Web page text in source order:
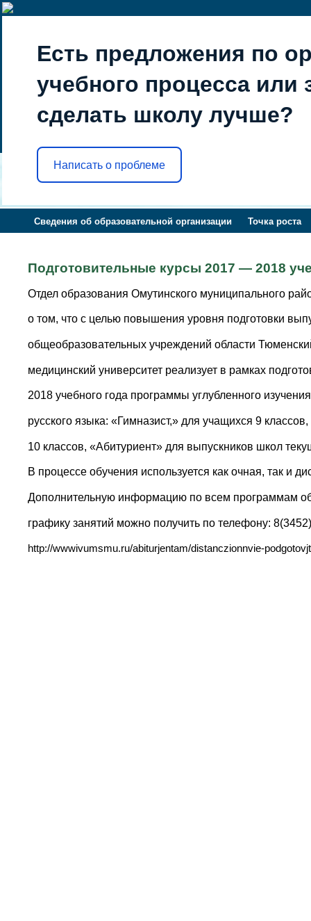
Есть предложения по
учебного процесса или
сделать школу лучше?
Написать о проблеме
Сведения об образовательной организации Точка роста
Подготовительные курсы 2017 — 2018
Отдел образования Омутинского муниципального
о том, что с целью повышения уровня подготовки
общеобразовательных учреждений области
медицинский университет реализует в рамках
2018 учебного года программы углубленного
русского языка: «Гимназист,» для учащихся 9
10 классов, «Абитуриент» для выпускников школ
В процессе обучения используется как очная, так и
Дополнительную информацию по всем программам
графику занятий можно получить по телефону:
http://wwwivumsmu.ru/abiturjentam/distanczionnvie-